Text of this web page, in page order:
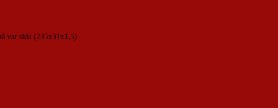
var sida (235x31x1,5)